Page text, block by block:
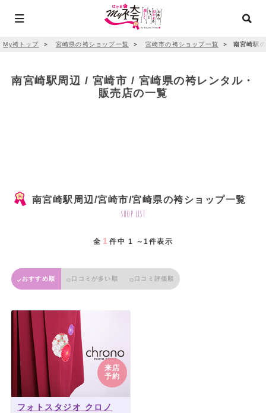
My袴トップ ＞ 宮崎県の袴ショップ一覧 ＞ 宮崎市の袴ショップ一覧 ＞ 南宮崎駅
南宮崎駅周辺 / 宮崎市 / 宮崎県の袴レンタル・
販売店の一覧
南宮崎駅周辺/宮崎市/宮崎県の袴ショップ一覧
shop list
全 1 件中 1 ～1件表示
おすすめ順 口コミが多い順 口コミ評価順
来店
予約
フォトスタジオ クロノ